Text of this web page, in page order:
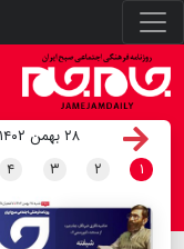
۲۸ بهمن ۱۴۰۲
۱
۲ ۳ ۴